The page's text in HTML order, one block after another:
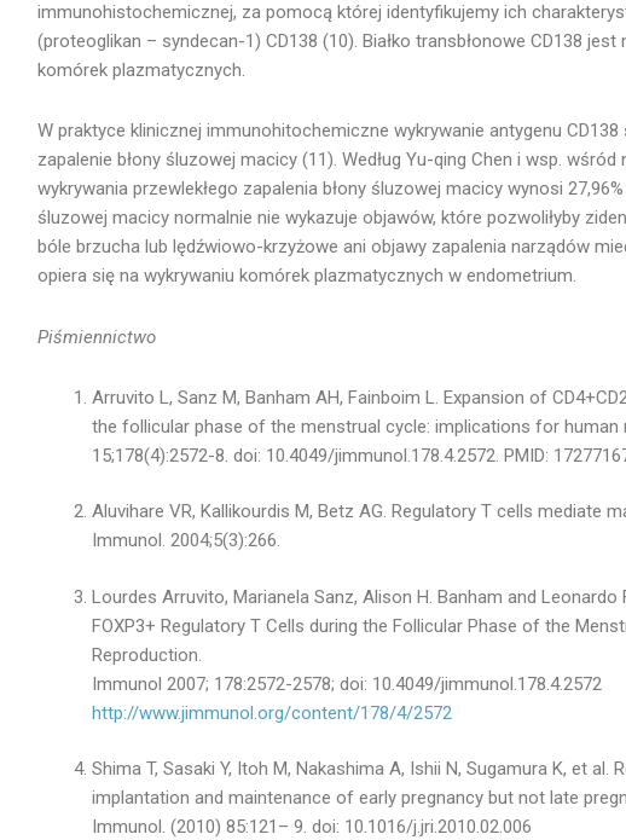
immunohistochemicznej, za pomocą której identyfikujemy ich
(proteoglikan – syndecan-1) CD138 (10). Białko transbłonowe CD138
komórek plazmatycznych.
W praktyce klinicznej immunohitochemiczne wykrywanie antygenu CD138
zapalenie błony śluzowej macicy (11). Według Yu-qing Chen i wsp.
wykrywania przewlekłego zapalenia błony śluzowej macicy wynosi
śluzowej macicy normalnie nie wykazuje objawów, które pozwoliłyby
bóle brzucha lub lędźwiowo-krzyżowe ani objawy zapalenia narządów
opiera się na wykrywaniu komórek plazmatycznych w endometrium.
Piśmiennictwo
Arruvito L, Sanz M, Banham AH, Fainboim L. Expansion of
the follicular phase of the menstrual cycle: implications for human
15;178(4):2572-8. doi: 10.4049/jimmunol.178.4.2572. PMID:
Aluvihare VR, Kallikourdis M, Betz AG. Regulatory T cells mediate
Immunol. 2004;5(3):266.
Lourdes Arruvito, Marianela Sanz, Alison H. Banham and Leonardo
FOXP3+ Regulatory T Cells during the Follicular Phase of the
Reproduction.
Immunol 2007; 178:2572-2578; doi: 10.4049/jimmunol.178.4.2572
http://www.jimmunol.org/content/178/4/2572
Shima T, Sasaki Y, Itoh M, Nakashima A, Ishii N, Sugamura K, et
implantation and maintenance of early pregnancy but not late
Immunol. (2010) 85:121– 9. doi: 10.1016/j.jri.2010.02.006